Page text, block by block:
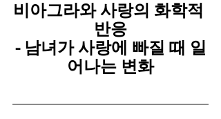
비아그라와 사랑의 화학적
반응
- 남녀가 사랑에 빠질 때 일
어나는 변화